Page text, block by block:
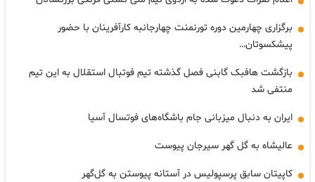
برگزاری چهارمین دوره تورنمنت چهارجانبه کارآفرینان با حضور
پیشکسوتان…
بازگشت هافبک گابنی فصل گذشته تیم فوتبال استقلال به این تیم
منتفی شد
ایران به دنبال میزبانی جام باشگاه‌های فوتسال آسیا
عالیشاه به گل گهر سیرجان پیوست
کاپیتان سابق پرسپولیس در آستانه پیوستن به گل‌گهر